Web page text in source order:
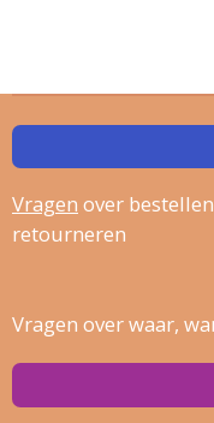
Vragen over
retourneren
Vragen over waar,